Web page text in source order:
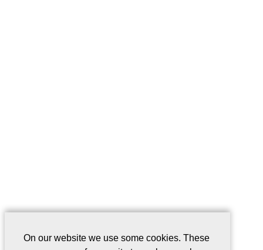
On our website we use some cookies. These